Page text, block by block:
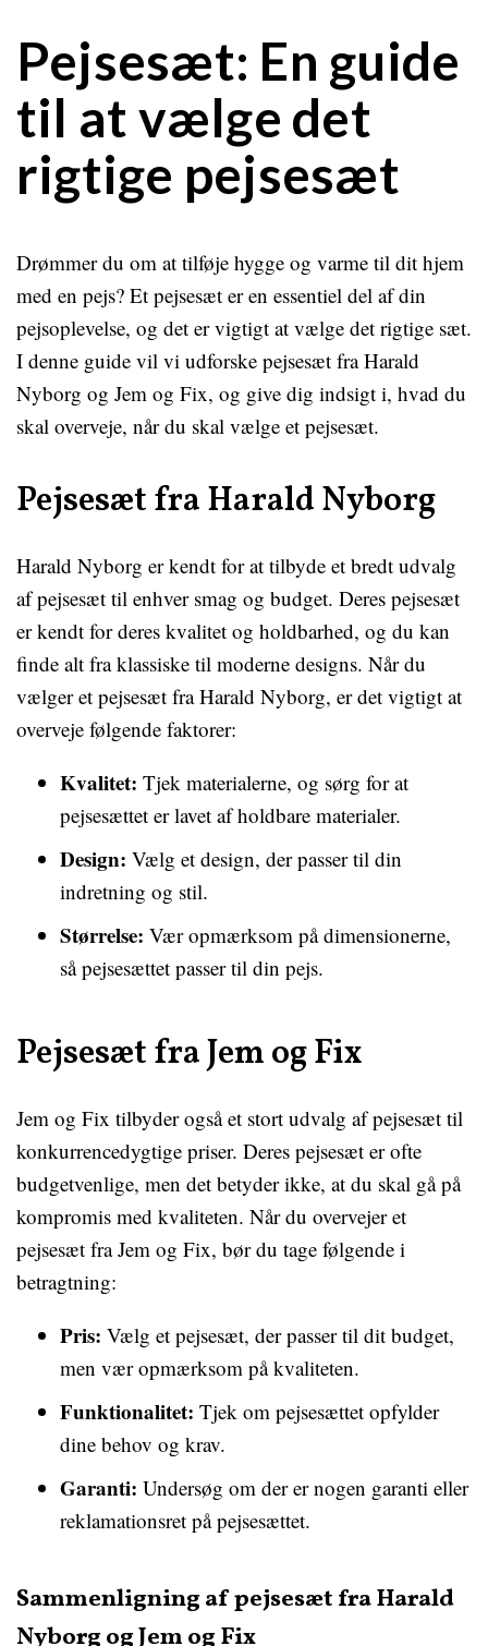
Pejsesæt: En guide
til at vælge det
rigtige pejsesæt
Drømmer du om at tilføje hygge og varme til dit hjem
med en pejs? Et pejsesæt er en essentiel del af din
pejsoplevelse, og det er vigtigt at vælge det rigtige sæt.
I denne guide vil vi udforske pejsesæt fra Harald
Nyborg og Jem og Fix, og give dig indsigt i, hvad du
skal overveje, når du skal vælge et pejsesæt.
Pejsesæt fra Harald Nyborg
Harald Nyborg er kendt for at tilbyde et bredt udvalg
af pejsesæt til enhver smag og budget. Deres pejsesæt
er kendt for deres kvalitet og holdbarhed, og du kan
finde alt fra klassiske til moderne designs. Når du
vælger et pejsesæt fra Harald Nyborg, er det vigtigt at
overveje følgende faktorer:
Kvalitet: Tjek materialerne, og sørg for at
pejsesættet er lavet af holdbare materialer.
Design: Vælg et design, der passer til din
indretning og stil.
Størrelse: Vær opmærksom på dimensionerne,
så pejsesættet passer til din pejs.
Pejsesæt fra Jem og Fix
Jem og Fix tilbyder også et stort udvalg af pejsesæt til
konkurrencedygtige priser. Deres pejsesæt er ofte
budgetvenlige, men det betyder ikke, at du skal gå på
kompromis med kvaliteten. Når du overvejer et
pejsesæt fra Jem og Fix, bør du tage følgende i
betragtning:
Pris: Vælg et pejsesæt, der passer til dit budget,
men vær opmærksom på kvaliteten.
Funktionalitet: Tjek om pejsesættet opfylder
dine behov og krav.
Garanti: Undersøg om der er nogen garanti eller
reklamationsret på pejsesættet.
Sammenligning af pejsesæt fra Harald
Nyborg og Jem og Fix